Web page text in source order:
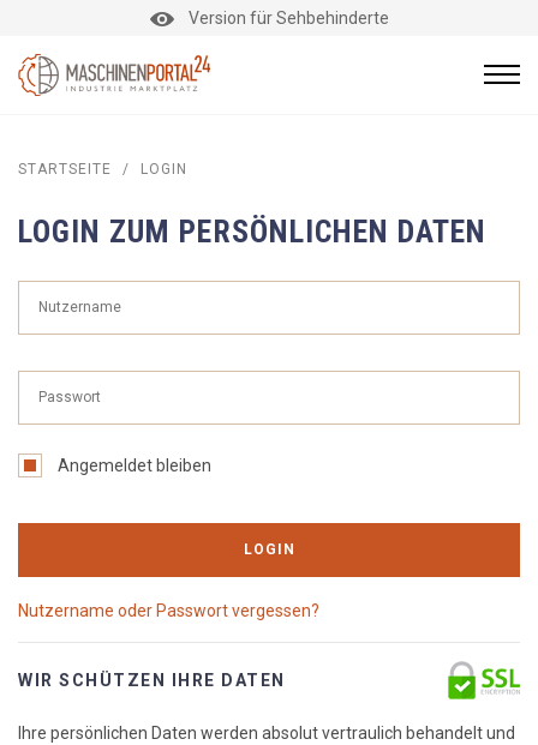
Version für Sehbehinderte
STARTSEITE / LOGIN
LOGIN ZUM PERSÖNLICHEN DATEN
Angemeldet bleiben
LOGIN
Nutzername oder Passwort vergessen?
WIR SCHÜTZEN IHRE DATEN
Ihre persönlichen Daten werden absolut vertraulich behandelt und